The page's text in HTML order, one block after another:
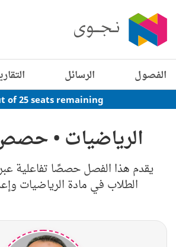
الفصول الرسائل
of 25 seats remaining
الرياضيات •
يقدم هذا الفصل حصصًا تفاعلية
الطلاب في مادة الرياضيات